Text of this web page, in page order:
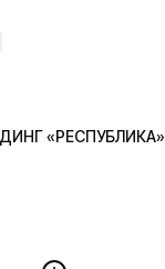
«РЕСПУБЛИКА»